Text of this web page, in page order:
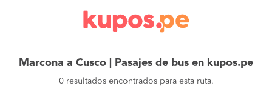
Marcona a Cusco | Pasajes de bus en kupos.pe
0 resultados encontrados para esta ruta.